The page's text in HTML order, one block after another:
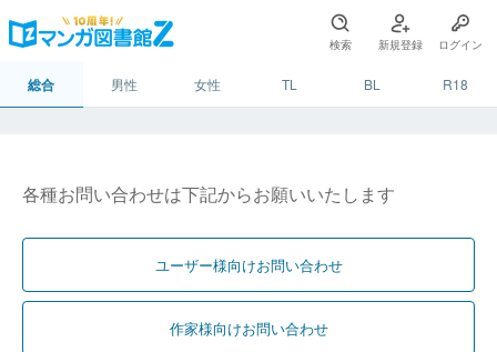
検索 新規登録 ログイン
総合 男性 女性 TL BL R18
各種お問い合わせは下記からお願いいたします
ユーザー様向けお問い合わせ
作家様向けお問い合わせ